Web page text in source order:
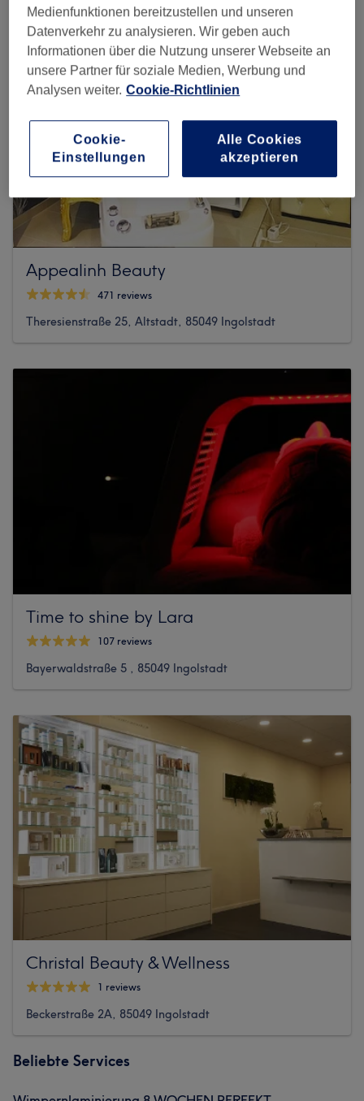
Appealinh Beauty
471 reviews
Theresienstraße 25, Altstadt, 85049 Ingolstadt
Time to shine by Lara
107 reviews
Bayerwaldstraße 5 , 85049 Ingolstadt
Christal Beauty & Wellness
1 reviews
Beckerstraße 2A, 85049 Ingolstadt
Beliebte Services
Medienfunktionen bereitzustellen und unseren
Datenverkehr zu analysieren. Wir geben auch
Informationen über die Nutzung unserer Webseite an
unsere Partner für soziale Medien, Werbung und
Analysen weiter. Cookie-Richtlinien
Cookie-
Einstellungen
Alle Cookies
akzeptieren